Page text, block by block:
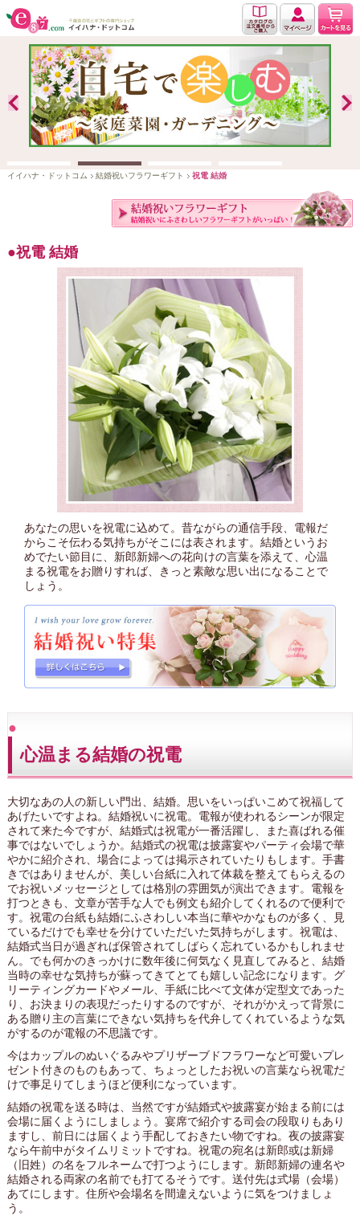
イイハナ・ドットコム 結婚祝いフラワーギフト 祝電 結婚
祝電 結婚
あなたの思いを祝電に込めて。昔ながらの通信手段、電報だ
からこそ伝わる気持ちがそこには表されます。結婚というお
めでたい節目に、新郎新婦への花向けの言葉を添えて、心温
まる祝電をお贈りすれば、きっと素敵な思い出になることで
しょう。
心温まる結婚の祝電
大切なあの人の新しい門出、結婚。思いをいっぱいこめて祝福して
あげたいですよね。結婚祝いに祝電。電報が使われるシーンが限定
されて来た今ですが、結婚式は祝電が一番活躍し、また喜ばれる催
事ではないでしょうか。結婚式の祝電は披露宴やパーティ会場で華
やかに紹介され、場合によっては掲示されていたりもします。手書
きではありませんが、美しい台紙に入れて体裁を整えてもらえるの
でお祝いメッセージとしては格別の雰囲気が演出できます。電報を
打つときも、文章が苦手な人でも例文も紹介してくれるので便利で
す。祝電の台紙も結婚にふさわしい本当に華やかなものが多く、見
ているだけでも幸せを分けていただいた気持ちがします。祝電は、
結婚式当日が過ぎれば保管されてしばらく忘れているかもしれませ
ん。でも何かのきっかけに数年後に何気なく見直してみると、結婚
当時の幸せな気持ちが蘇ってきてとても嬉しい記念になります。グ
リーティングカードやメール、手紙に比べて文体が定型文であった
り、お決まりの表現だったりするのですが、それがかえって背景に
ある贈り主の言葉にできない気持ちを代弁してくれているような気
がするのが電報の不思議です。
今はカップルのぬいぐるみやプリザーブドフラワーなど可愛いプレ
ゼント付きのものもあって、ちょっとしたお祝いの言葉なら祝電だ
けで事足りてしまうほど便利になっています。
結婚の祝電を送る時は、当然ですが結婚式や披露宴が始まる前には
会場に届くようにしましょう。宴席で紹介する司会の段取りもあり
ますし、前日には届くよう手配しておきたい物ですね。夜の披露宴
なら午前中がタイムリミットですね。祝電の宛名は新郎或は新婦
（旧姓）の名をフルネームで打つようにします。新郎新婦の連名や
結婚される両家の名前でも打てるそうです。送付先は式場（会場）
あてにします。住所や会場名を間違えないように気をつけましょ
う。